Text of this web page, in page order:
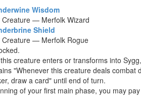
Wisdom
Creature — Merfolk Wizard
Shield
Creature — Merfolk Rogue
creature enters or transforms into
"Whenever this creature deals combat
draw a card" until end of turn.
of your first main phase, you may pay